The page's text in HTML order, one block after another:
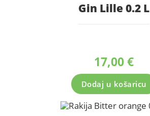
Gin Lille 0.2 L
17,00€
Dodaj u košaricu